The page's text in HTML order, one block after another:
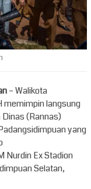
– Walikota
memimpin langsung
(Rannas)
yang
Nurdin Ex Stadion
Selatan,